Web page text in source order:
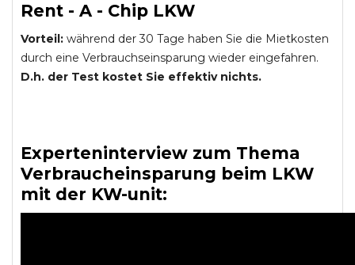
Rent - A - Chip LKW
Vorteil: während der 30 Tage haben Sie die Mietkosten
durch eine Verbrauchseinsparung wieder eingefahren.
D.h. der Test kostet Sie effektiv nichts.
Experteninterview zum Thema
Verbraucheinsparung beim LKW
mit der KW-unit: